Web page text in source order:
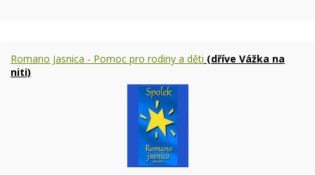
Romano Jasnica - Pomoc pro rodiny a děti (dříve Vážka na
niti)